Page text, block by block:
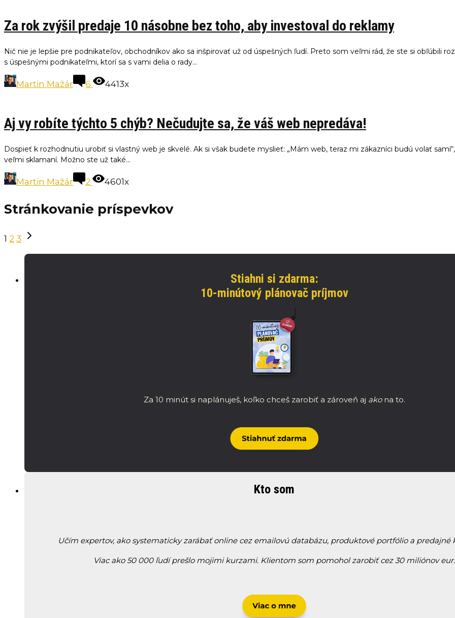
Za rok zvýšil predaje 10 násobne bez toho, aby investoval do reklamy
Nič nie je lepšie pre podnikateľov, obchodníkov ako sa inšpirovať už od úspešných ľudí. Preto som veľmi rád, že ste si obľúbili
s úspešnými podnikateľmi, ktorí sa s vami delia o rady...
Martin Mažár 6 4413x
Aj vy robíte týchto 5 chýb? Nečudujte sa, že váš web nepredáva!
Dospieť k rozhodnutiu urobiť si vlastný web je skvelé. Ak si však budete myslieť: „Mám web, teraz mi zákazníci budú volať
veľmi sklamaní. Možno ste už také...
Martin Mažár 2 4601x
Stránkovanie príspevkov
1 2 3
Stiahni si zdarma:
10-minútový plánovač príjmov
Za 10 minút si naplánuješ, koľko chceš zarobiť a zároveň aj ako na to.
Kto som
Učím expertov, ako systematicky zarábať online cez emailovú databázu, produktové portfólio a predajné
Viac ako 50 000 ľudí prešlo mojimi kurzami. Klientom som pomohol zarobiť cez 30 miliónov eur.